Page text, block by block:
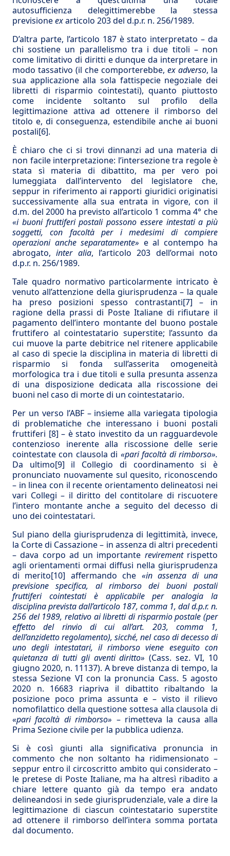
autosufficienza delegittimerebbe la stessa
previsioneexarticolo 203 del d.p.r. n. 256/1989.
D’altra parte, l’articolo 187 è stato interpretato – da
chi sostiene un parallelismo tra i due titoli – non
come limitativo di diritti e dunque da interpretare in
modo tassativo (il che comporterebbe, ex adverso, la
sua applicazione alla sola fattispecie negoziale dei
libretti di risparmio cointestati), quanto piuttosto
come incidente soltanto sul profilo della
legittimazione attiva ad ottenere il rimborso del
titolo e, di conseguenza, estendibile anche ai buoni
postali[6].
È chiaro che ci si trovi dinnanzi ad una materia di
non facile interpretazione: l’intersezione tra regole è
stata sì materia di dibattito, ma per vero poi
lumeggiata dall’intervento del legislatore che,
seppur in riferimento ai rapporti giuridici originatisi
successivamente alla sua entrata in vigore, con il
d.m. del 2000 ha previsto all’articolo 1 comma 4° che
«i buoni fruttiferi postali possono essere intestati a più
soggetti, con facoltà per i medesimi di compiere
operazioni anche separatamente» e al contempo ha
abrogato,inter alia, l’articolo 203 dell’ormai noto
d.p.r. n. 256/1989.
Tale quadro normativo particolarmente intricato è
venuto all’attenzione della giurisprudenza – la quale
ha preso posizioni spesso contrastanti[7] – in
ragione della prassi di Poste Italiane di rifiutare il
pagamento dell’intero montante del buono postale
fruttifero al cointestatario superstite; l’assunto da
cui muove la parte debitrice nel ritenere applicabile
al caso di specie la disciplina in materia di libretti di
risparmio si fonda sull’asserita omogeneità
morfologica tra i due titoli e sulla presunta assenza
di una disposizione dedicata alla riscossione dei
buoni nel caso di morte di un cointestatario.
Per un verso l’ABF – insieme alla variegata tipologia
di problematiche che interessano i buoni postali
fruttiferi [8] – è stato investito da un ragguardevole
contenzioso inerente alla riscossione delle serie
cointestate con clausola di «pari facoltà di rimborso».
Da ultimo[9] il Collegio di coordinamento si è
pronunciato nuovamente sul quesito, riconoscendo
– in linea con il recente orientamento delineatosi nei
vari Collegi – il diritto del contitolare di riscuotere
l’intero montante anche a seguito del decesso di
uno dei cointestatari.
Sul piano della giurisprudenza di legittimità, invece,
la Corte di Cassazione – in assenza di altri precedenti
– dava corpo ad un importante revirementrispetto
agli orientamenti ormai diffusi nella giurisprudenza
di merito[10] affermando che «in assenza di una
previsione specifica, al rimborso dei buoni postali
fruttiferi cointestati è applicabile per analogia la
disciplina prevista dall’articolo 187, comma 1, dal d.p.r. n.
256 del 1989, relativo ai libretti di risparmio postale (per
effetto del rinvio di cui all’art. 203, comma 1,
dell’anzidetto regolamento), sicché, nel caso di decesso di
uno degli intestatari, il rimborso viene eseguito con
quietanza di tutti gli aventi diritto»(Cass. sez. VI, 10
giugno 2020, n. 11137). A breve distanza di tempo, la
stessa Sezione VI con la pronuncia Cass. 5 agosto
2020 n. 16683 riapriva il dibattito ribaltando la
posizione poco prima assunta e – visto il rilievo
nomofilattico della questione sottesa alla clausola di
«pari facoltà di rimborso» – rimetteva la causa alla
Prima Sezione civile per la pubblica udienza.
Si è così giunti alla significativa pronuncia in
commento che non soltanto ha ridimensionato –
seppur entro il circoscritto ambito qui considerato –
le pretese di Poste Italiane, ma ha altresì ribadito a
chiare lettere quanto già da tempo era andato
delineandosi in sede giurisprudenziale, vale a dire la
legittimazione di ciascun cointestatario superstite
ad ottenere il rimborso dell’intera somma portata
dal documento.